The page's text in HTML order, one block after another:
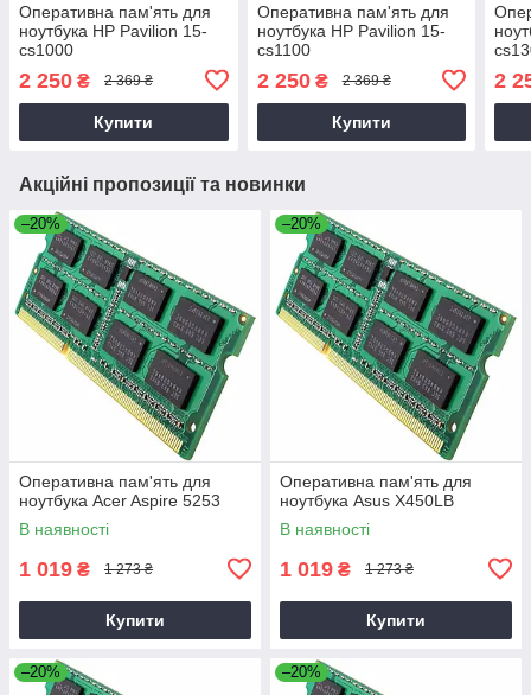
Оперативна пам'ять для
ноутбука HP Pavilion 15-
cs1000
2 250 ₴ 2 369 ₴
Купити
Оперативна пам'ять для
ноутбука HP Pavilion 15-
cs1100
2 250₴ 2 369 ₴
Купити
2
Акційні пропозиції та новинки
–20%
Оперативна пам'ять для
ноутбука Acer Aspire 5253
В наявності
1 019 ₴ 1 273 ₴
Купити
–20%
Оперативна пам'ять для
ноутбука Asus X450LB
В наявності
1 019 ₴ 1 273 ₴
Купити
–20% –20%